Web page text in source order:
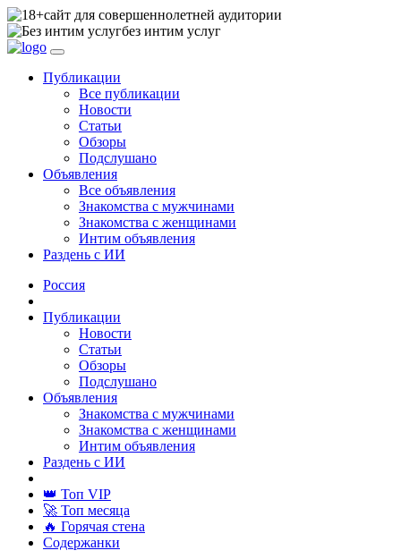
сайт для совершеннолетней аудитории
без интим услуг
Публикации
Все публикации
Новости
Статьи
Обзоры
Подслушано
Объявления
Все объявления
Знакомства с мужчинами
Знакомства с женщинами
Интим объявления
Раздень с ИИ
Россия
Публикации
Новости
Статьи
Обзоры
Подслушано
Объявления
Знакомства с мужчинами
Знакомства с женщинами
Интим объявления
Раздень с ИИ
👑 Топ VIP
🚀 Топ месяца
🔥 Горячая стена
Содержанки